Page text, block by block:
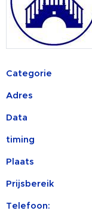
Categorie
Adres
Data
timing
Plaats
Prijsbereik
Telefoon: